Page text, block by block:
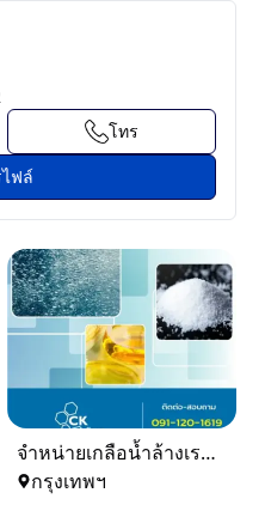
โทร
ฟล์
จำหน่ายเกลือน้ำล้างเรซิ่น จำหน่ายเกลือน้ำอุตสาหกรรม
กรุงเทพฯ